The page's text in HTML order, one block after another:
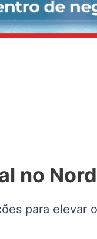
no
para elevar